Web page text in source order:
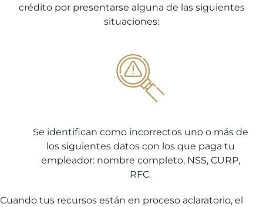
crédito por presentarse alguna de las siguientes
situaciones:
Se identifican como incorrectos uno o más de
los siguientes datos con los que paga tu
empleador: nombre completo, NSS, CURP,
RFC.
Cuando tus recursos están en proceso aclaratorio, el